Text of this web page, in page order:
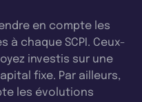
en compte les
à chaque SCPI. Ceux-
investis sur une
fixe. Par ailleurs,
les évolutions